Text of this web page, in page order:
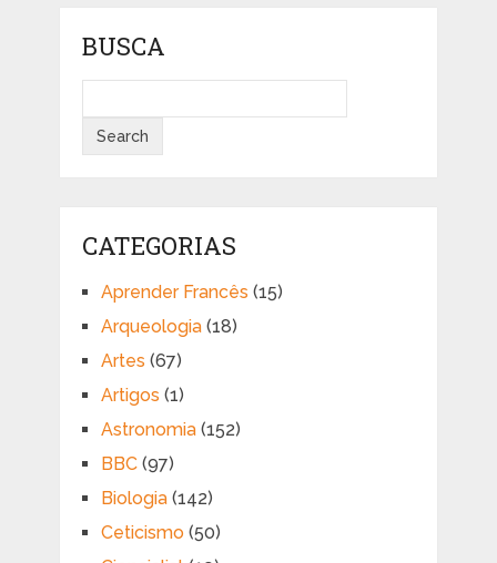
BUSCA
CATEGORIAS
Aprender Francês (15)
Arqueologia(18)
Artes (67)
Artigos (1)
Astronomia(152)
BBC(97)
Biologia(142)
Ceticismo (50)